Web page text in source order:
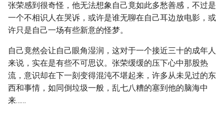
张荣感到很奇怪，他无法想象自己竟如此多愁善感，不过是
一个不相识人在哭诉，或许是谁无聊在自己耳边放电影，或
许只是自己一场有些新意的怪梦。
自己竟然会让自己眼角湿润，这对于一个接近三十的成年人
来说，实在是有些不可思议。张荣缓缓的压下心中那股热
流，意识却在下一刻变得混沌不堪起来，许多从未见过的东
西和事情，如同倒垃圾一般，乱七八糟的塞到他的脑海中
来……